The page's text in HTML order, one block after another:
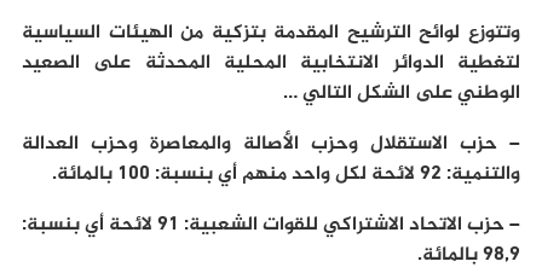
وتتوزع لوائح الترشيح المقدمة بتزكية من الهيئات السياسية
لتغطية الدوائر الانتخابية المحلية المحدثة على الصعيد
الوطني على الشكل التالي …
– حزب الاستقلال وحزب الأصالة والمعاصرة وحزب العدالة
والتنمية: 92 لائحة لكل واحد منهم أي بنسبة: 100 بالمائة.
– حزب الاتحاد الاشتراكي للقوات الشعبية: 91 لائحة أي بنسبة:
98,9 بالمائة.